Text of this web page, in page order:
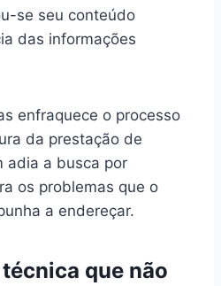
se seu conteúdo
das informações
enfraquece o processo
da prestação de
adia a busca por
os problemas que o
a endereçar.
que não